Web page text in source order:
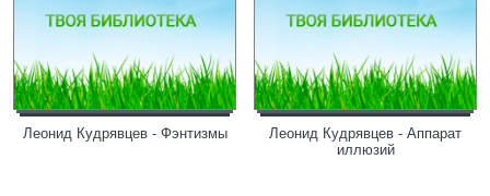
Леонид Кудрявцев - Фэнтизмы
Леонид Кудрявцев - Аппарат
иллюзий